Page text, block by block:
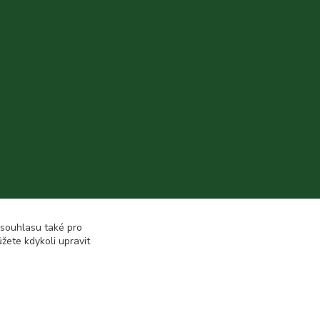
také pro
kdykoli upravit